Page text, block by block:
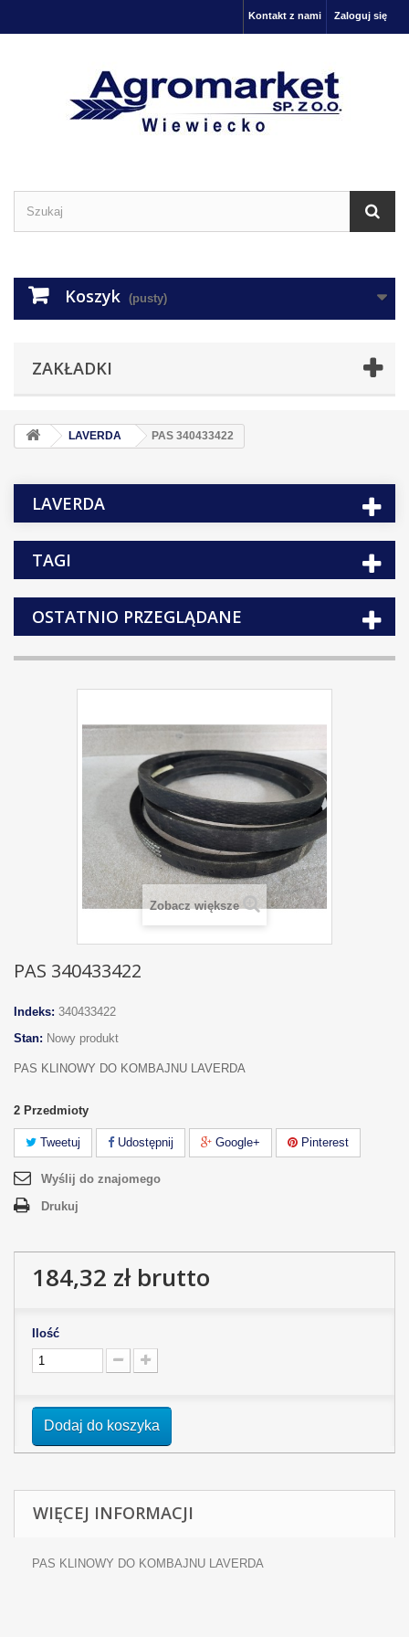
Zaloguj się
Kontakt z nami
Koszyk (pusty)
ZAKŁADKI
LAVERDA PAS 340433422
LAVERDA
TAGI
OSTATNIO PRZEGLĄDANE
Zobacz większe
PAS 340433422
Indeks: 340433422
Stan: Nowy produkt
PAS KLINOWY DO KOMBAJNU LAVERDA
2 Przedmioty
Tweetuj Udostępnij Google+ Pinterest
Wyślij do znajomego
Drukuj
184,32 złbrutto
Ilość
Dodaj do koszyka
WIĘCEJ INFORMACJI
PAS KLINOWY DO KOMBAJNU LAVERDA